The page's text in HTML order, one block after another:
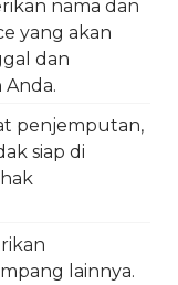
nama dan
yang akan
dan
Anda.
penjemputan,
siap di
lainnya.